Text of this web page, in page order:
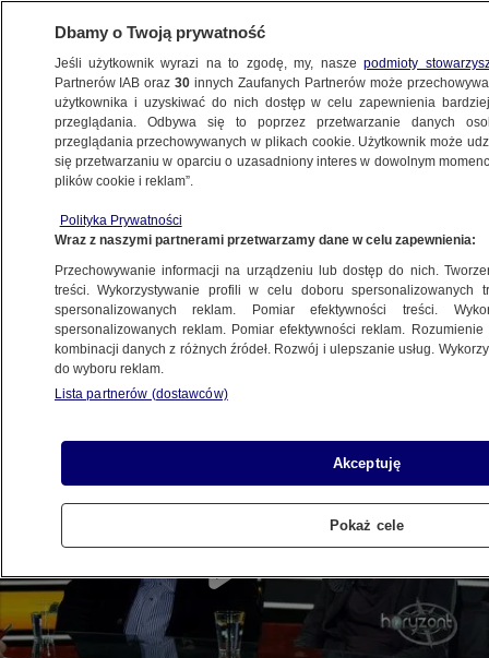
PROGRAMY
Marek Rybarczyk, Małgorzata
Kaczorowska
20.10.2012, 22:48
Udostępnij
Dbamy o Twoją prywatność
Jeśli użytkownik wyrazi na to zgodę, my, naszepodmioty
Partnerów IAB oraz30 innych Zaufanych Partnerów może
użytkownika i uzyskiwać do nich dostęp w celu zapewnienia
przeglądania. Odbywa się to poprzez przetwarzanie danych
przeglądania przechowywanych w plikach cookie. Użytkownik może
się przetwarzaniu w oparciu o uzasadniony interes w dowolnym
plików cookie i reklam”.
Polityka Prywatności
Wraz z naszymi partnerami przetwarzamy dane w celu zapewnienia:
Przechowywanie informacji na urządzeniu lub dostęp do nich.
treści. Wykorzystywanie profili w celu doboru spersonalizowanych
spersonalizowanych reklam. Pomiar efektywności treści.
spersonalizowanych reklam. Pomiar efektywności reklam.
kombinacji danych z różnych źródeł. Rozwój i ulepszanie usług.
do wyboru reklam.
Lista partnerów (dostawców)
Akceptuję
Pokaż cele